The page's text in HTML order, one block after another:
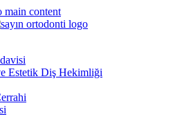
main content
Estetik Diş Hekimliği